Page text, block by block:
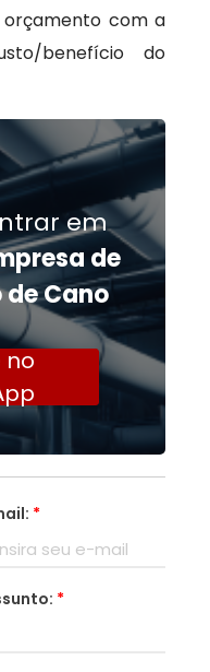
orçamento com a
benefício do
em
de
Cano
no
*
*